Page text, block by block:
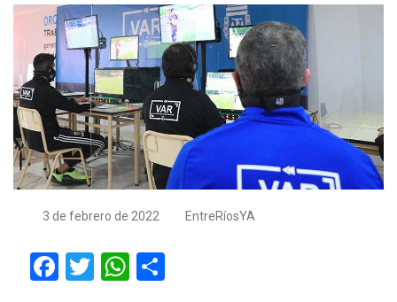
3 de febrero de 2022 EntreRíosYA
F
T
W